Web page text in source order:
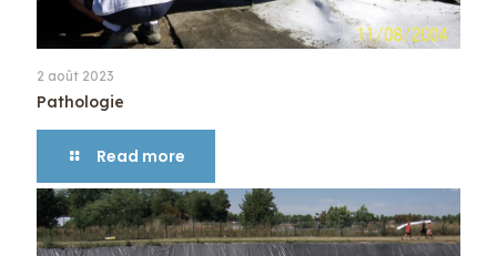
2 août 2023
Pathologie
Read more